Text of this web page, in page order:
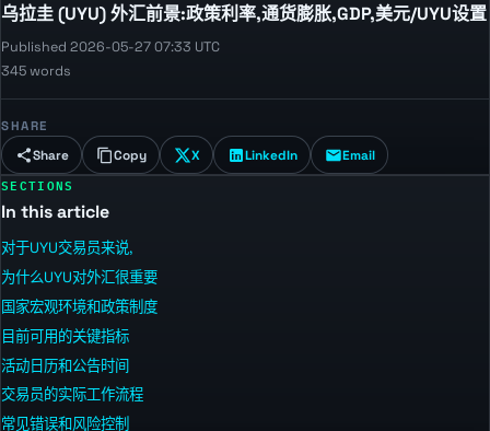
乌拉圭 (UYU) 外汇前景:政策利率,通货膨胀,GDP,美元/UYU设置
Published 2026-05-27 07:33 UTC
345 words
SHARE
Share Copy X LinkedIn Email
SECTIONS
In this article
对于UYU交易员来说,
为什么UYU对外汇很重要
国家宏观环境和政策制度
目前可用的关键指标
活动日历和公告时间
交易员的实际工作流程
常见错误和风险控制